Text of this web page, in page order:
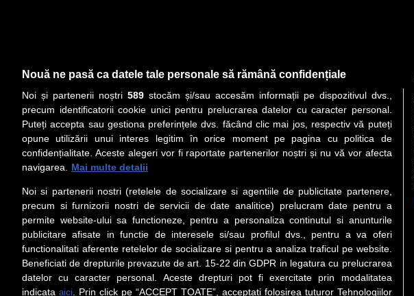
Nouă ne pasă ca datele tale personale să rămână confidențiale
Noi și partenerii noștri 589stocăm și/sau accesăm informații pe dispozitivul dvs.,
precum identificatorii cookie unici pentru prelucrarea datelor cu caracter personal.
Puteți accepta sau gestiona preferințele dvs. făcând clic mai jos, respectiv vă puteți
opune utilizării unui interes legitim în orice moment pe pagina cu politica de
confidențialitate. Aceste alegeri vor fi raportate partenerilor noștri și nu vă vor afecta
navigarea.
Mai multe detalii
Noi si partenerii nostri (retelele de socializare si agentiile de publicitate partenere,
precum si furnizorii nostri de servicii de date analitice) prelucram date pentru a
permite website-ului sa functioneze, pentru a personaliza continutul si anunturile
publicitare afisate in functie de interesele si/sau profilul dvs., pentru a va oferi
functionalitati aferente retelelor de socializare si pentru a analiza traficul pe website.
Beneficiati de drepturile prevazute de art. 15-22 din GDPR in legatura cu prelucrarea
datelor cu caracter personal. Aceste drepturi pot fi exercitate prin modalitatea
indicata aici. Prin click pe “ACCEPT TOATE”, acceptati folosirea tuturor Tehnologiilor